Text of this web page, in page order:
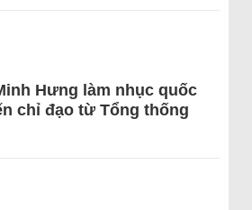
Hưng làm nhục quốc
chỉ đạo từ Tổng thống